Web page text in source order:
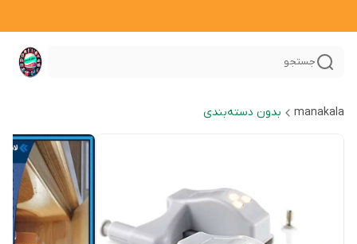
جستجو
manakala بدون دسته‌بندی